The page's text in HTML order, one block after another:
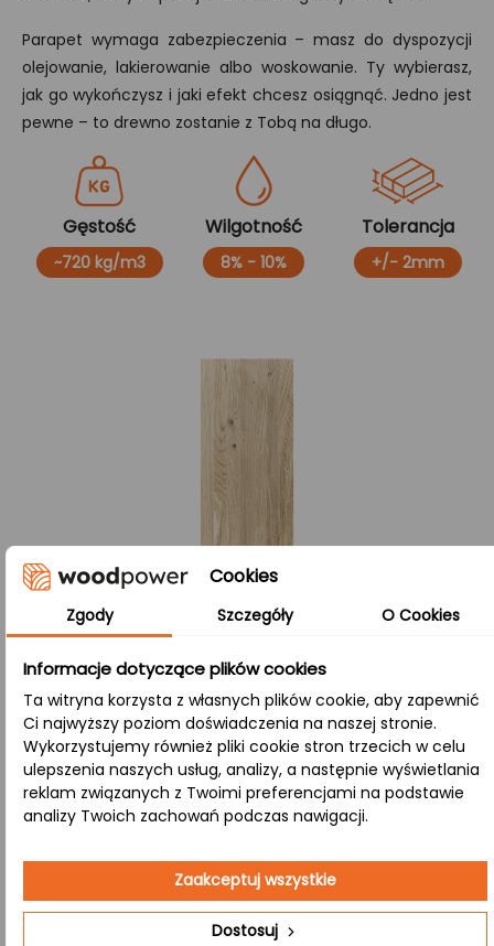
Parapet wymaga zabezpieczenia – masz do dyspozycji
olejowanie, lakierowanie albo woskowanie. Ty wybierasz,
jak go wykończysz i jaki efekt chcesz osiągnąć. Jedno jest
pewne – to drewno zostanie z Tobą na długo.
Gęstość
~720 kg/m3
Wilgotność
8% - 10%
Tolerancja
+/- 2mm
Co oznacza lity B/B?
Lite:
łączone tylko na szerokości, co gwarantuje jednorodny
wygląd oraz wyjątkową stabilność i odporność na
uszkodzenia mechaniczne, a także zapewnia trwałość
Cookies
Zgody Szczegóły O Cookies
Informacje dotyczące plików cookies
Ta witryna korzysta z własnych plików cookie, aby zapewnić
Ci najwyższy poziom doświadczenia na naszej stronie.
Wykorzystujemy również pliki cookie stron trzecich w celu
ulepszenia naszych usług, analizy, a następnie wyświetlania
reklam związanych z Twoimi preferencjami na podstawie
analizy Twoich zachowań podczas nawigacji.
Dostosuj
Zaakceptuj wszystkie